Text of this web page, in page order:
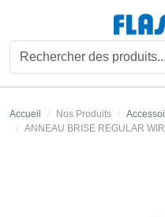
Accueil Nos Produits
ANNEAU BRISE REGULAR